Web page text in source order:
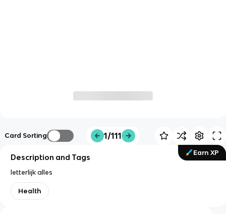
Card Sorting 1/111
Earn XP
Description and Tags
letterlijk alles
Health